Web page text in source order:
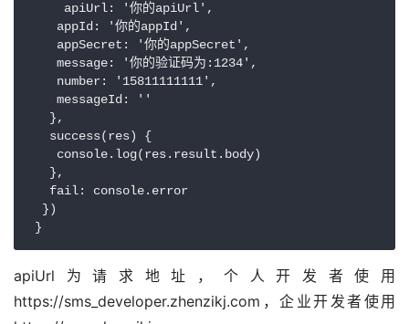
     apiUrl: '你的apiUrl',
    appId: '你的appId',
    appSecret: '你的appSecret',
    message: '你的验证码为:1234',
    number: '15811111111',
    messageId: ''
   },
   success(res) {
    console.log(res.result.body)
   },
   fail: console.error
  })
}
apiUrl为请求地址，个人开发者使用
https://sms_developer.zhenzikj.com，企业开发者使用